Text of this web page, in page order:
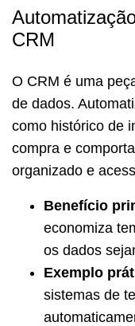
CRM
O CRM é uma
de dados.
como histórico de
compra e
organizado e
Benefício
economiza
os dados
Exemplo
sistemas de